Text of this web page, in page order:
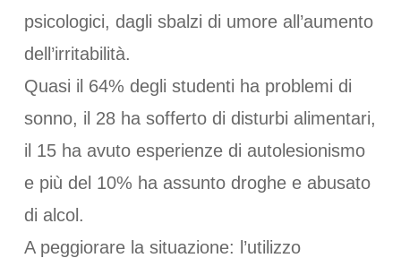
psicologici, dagli sbalzi di umore all’aumento
dell’irritabilità.
Quasi il 64% degli studenti ha problemi di
sonno, il 28 ha sofferto di disturbi alimentari,
il 15 ha avuto esperienze di autolesionismo
e più del 10% ha assunto droghe e abusato
di alcol.
A peggiorare la situazione: l’utilizzo